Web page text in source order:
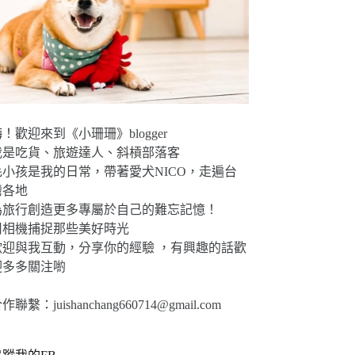
歡迎來到《小珊珊》blogger
是吃貨、旅遊達人、斜槓部落客
小孩是我的日常，帶著愛犬NICO，走遍台
各地
行創造更多專屬於自己的難忘記憶！
相機捕捉那些美好時光
迎與我互動，分享你的經驗 ，有興趣的話歡
多多關注喲
作聯繫：juishanchang660714@gmail.com